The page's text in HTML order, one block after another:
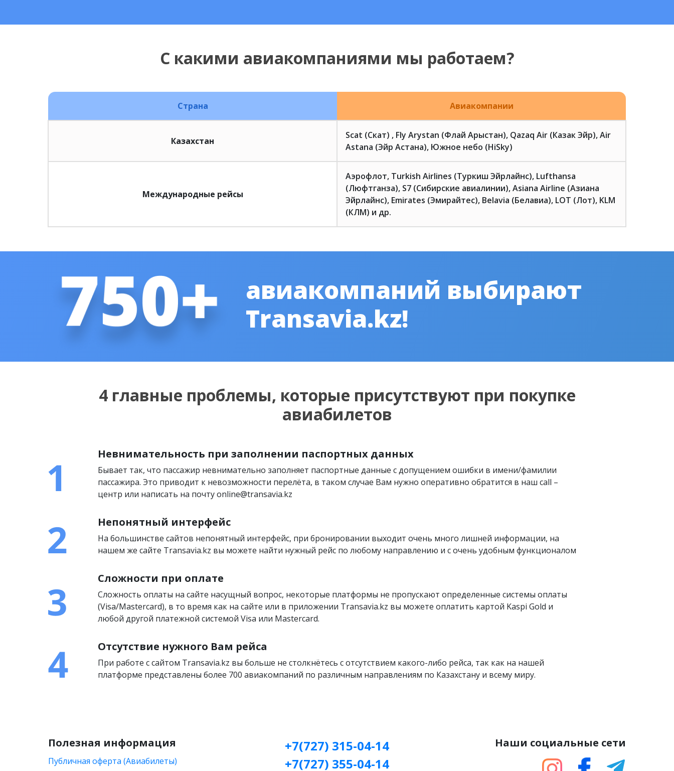
С какими авиакомпаниями мы работаем?
Страна Авиакомпании
Казахстан
Scat (Скат) , Fly Arystan (Флай Арыстан), Qazaq Air (Казак Эйр), Air
Astana (Эйр Астана), Южное небо (HiSky)
Международные рейсы
Аэрофлот, Turkish Airlines (Туркиш Эйрлайнс), Lufthansa
(Люфтганза), S7 (Сибирские авиалинии), Asiana Airline (Азиана
Эйрлайнс), Emirates (Эмирайтес), Belavia (Белавиа), LOT (Лот), KLM
(КЛМ) и др.
авиакомпаний выбирают
Transavia.kz!
4 главные проблемы, которые присутствуют при покупке
авиабилетов
Невнимательность при заполнении паспортных данных
Бывает так, что пассажир невнимательно заполняет паспортные данные с допущением ошибки в имени/фамилии
пассажира. Это приводит к невозможности перелёта, в таком случае Вам нужно оперативно обратится в наш call –
центр или написать на почту online@transavia.kz
Непонятный интерфейс
На большинстве сайтов непонятный интерфейс, при бронировании выходит очень много лишней информации, на
нашем же сайте Transavia.kz вы можете найти нужный рейс по любому направлению и с очень удобным функционалом
Сложности при оплате
Сложность оплаты на сайте насущный вопрос, некоторые платформы не пропускают определенные системы оплаты
(Visa/Mastercard), в то время как на сайте или в приложении Transavia.kz вы можете оплатить картой Kaspi Gold и
любой другой платежной системой Visa или Mastercard.
Отсутствие нужного Вам рейса
При работе с сайтом Transavia.kz вы больше не столкнётесь с отсутствием какого-либо рейса, так как на нашей
платформе представлены более 700 авиакомпаний по различным направлениям по Казахстану и всему миру.
Полезная информация
Публичная оферта (Авиабилеты)
+7(727) 315-04-14
+7(727) 355-04-14
Наши социальные сети